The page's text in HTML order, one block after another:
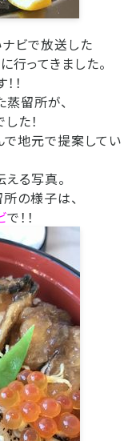
ビで放送した
行ってきました。
！
留所が、
た！
で地元で提案してい
える写真。
の様子は、
で！！